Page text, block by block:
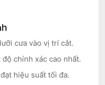
cưa vào vị trí cắt.
chính xác cao nhất.
hiệu suất tối đa.